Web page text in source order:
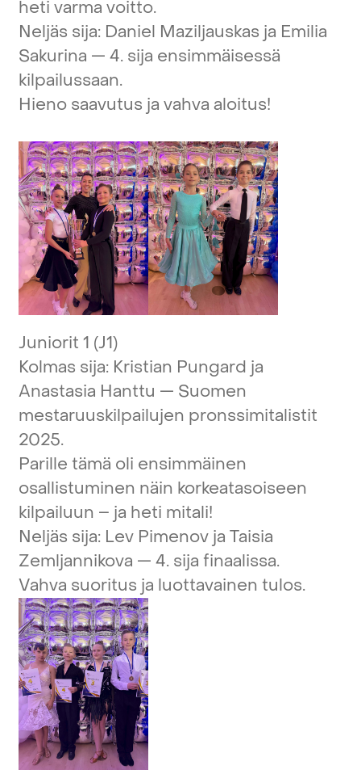
heti varma voitto.
Neljäs sija: Daniel Maziljauskas ja Emilia
Sakurina — 4. sija ensimmäisessä
kilpailussaan.
Hieno saavutus ja vahva aloitus!
Juniorit 1 (J1)
Kolmas sija: Kristian Pungard ja
Anastasia Hanttu — Suomen
mestaruuskilpailujen pronssimitalistit
2025.
Parille tämä oli ensimmäinen
osallistuminen näin korkeatasoiseen
kilpailuun – ja heti mitali!
Neljäs sija: Lev Pimenov ja Taisia
Zemljannikova — 4. sija finaalissa.
Vahva suoritus ja luottavainen tulos.